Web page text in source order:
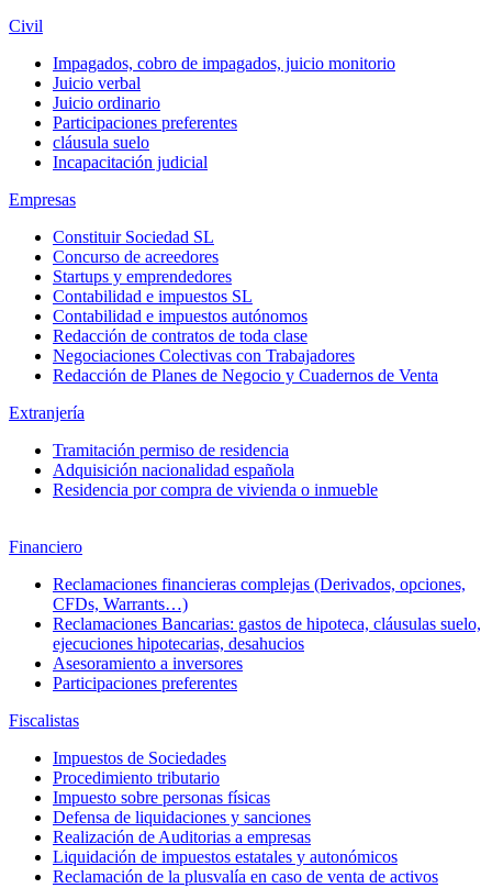
Civil
Impagados, cobro de impagados, juicio monitorio
Juicio verbal
Juicio ordinario
Participaciones preferentes
cláusula suelo
Incapacitación judicial
Empresas
Constituir Sociedad SL
Concurso de acreedores
Startups y emprendedores
Contabilidad e impuestos SL
Contabilidad e impuestos autónomos
Redacción de contratos de toda clase
Negociaciones Colectivas con Trabajadores
Redacción de Planes de Negocio y Cuadernos de Venta
Extranjería
Tramitación permiso de residencia
Adquisición nacionalidad española
Residencia por compra de vivienda o inmueble
Financiero
Reclamaciones financieras complejas (Derivados, opciones,
CFDs, Warrants…)
Reclamaciones Bancarias: gastos de hipoteca, cláusulas suelo,
ejecuciones hipotecarias, desahucios
Asesoramiento a inversores
Participaciones preferentes
Fiscalistas
Impuestos de Sociedades
Procedimiento tributario
Impuesto sobre personas físicas
Defensa de liquidaciones y sanciones
Realización de Auditorias a empresas
Liquidación de impuestos estatales y autonómicos
Reclamación de la plusvalía en caso de venta de activos